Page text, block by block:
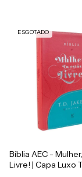
ESGOTADO
Bíblia AEC -
Livre! | Capa Luxo